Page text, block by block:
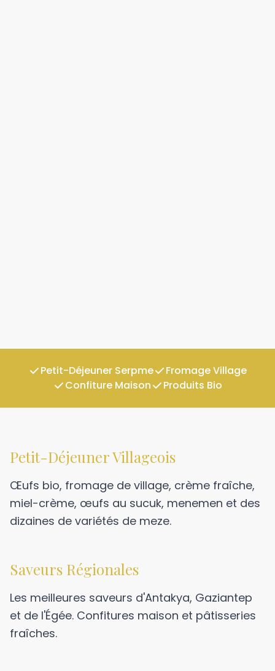
Petit-Déjeuner Serpme
Fromage Village
Confiture Maison
Produits Bio
Petit-Déjeuner Villageois
Œufs bio, fromage de village, crème fraîche,
miel-crème, œufs au sucuk, menemen et des
dizaines de variétés de meze.
Saveurs Régionales
Les meilleures saveurs d'Antakya, Gaziantep
et de l'Égée. Confitures maison et pâtisseries
fraîches.